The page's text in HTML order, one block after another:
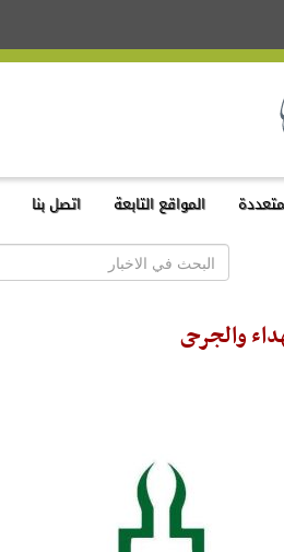
المواقع التابعة اتصل بنا
والجرحى